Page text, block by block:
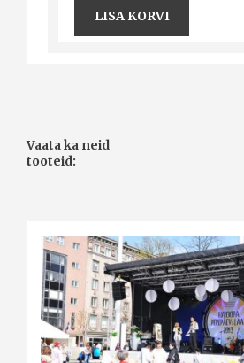
LISA KORVI
Vaata ka neid
tooteid: